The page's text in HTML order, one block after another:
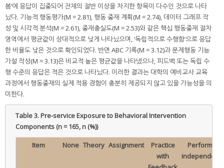
봄’에 응답이 집중되어 전체의 절반 이상을 차지한 항목이 다수인 것으로 나타
났다. 기능적 행동평가(M = 2.81), 행동 중재 계획(M = 2.74), 데이터 그래프 작
성 및 시각적 분석(M = 2.61), 중재충실도(M = 2.53)와 같은 핵심 행동중재 절차
영역에서 평균값이 상대적으로 낮게 나타났으며, ‘독립적으로 수행함’으로 응답
한 비율도 낮은 것으로 확인되었다. 반면 ABC 기록(M = 3.12)과 문제행동 기능
가설 작성(M = 3.13)은 비교적 높은 평균값을 나타냈으나, 피드백 또는 독립 수
행 수준의 응답은 적은 것으로 나타났다. 이러한 결과는 대학의 예비교사 교육
과정에서 행동중재의 실제 적용 경험이 충분히 제공되지 않고 있을 가능성을 의
미한다.
Table 3.Pre-service Exposure to Behavioral Intervention
Components (n = 165, n (%))
Item None Theory Assignment
Practice
with
Performed